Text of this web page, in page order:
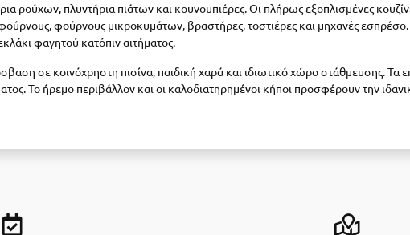
ρούχων, πλυντήρια πιάτων και κουνουπιέρες. Οι πλήρως εξοπλισμένες
φούρνους μικροκυμάτων, βραστήρες, τοστιέρες και μηχανές εσπρέσο.
φαγητού κατόπιν αιτήματος.
σε κοινόχρηστη πισίνα, παιδική χαρά και ιδιωτικό χώρο στάθμευσης. Τα
Το ήρεμο περιβάλλον και οι καλοδιατηρημένοι κήποι προσφέρουν την